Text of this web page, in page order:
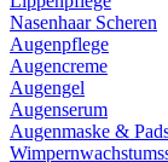
Nasenhaar Scheren
Augenpflege
Augencreme
Augengel
Augenserum
Augenmaske &